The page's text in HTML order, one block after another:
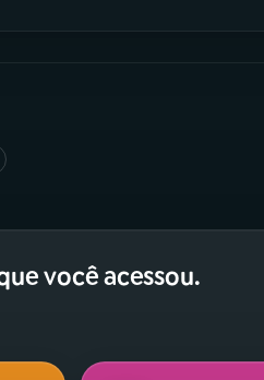
você acessou.